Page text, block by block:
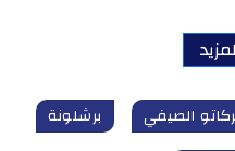
الصيفي
برشلونة